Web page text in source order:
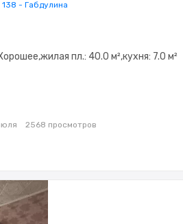
- Габдулина
пл.: 40.0 м²,кухня: 7.0 м²
2568 просмотров